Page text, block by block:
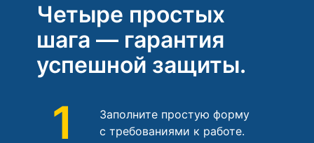
Четыре простых
шага — гарантия
успешной защиты.
1
Заполните простую форму
с требованиями к работе.